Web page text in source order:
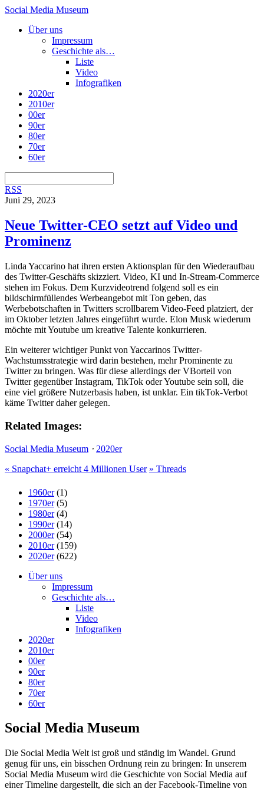
Social Media Museum
Über uns
Impressum
Geschichte als…
Liste
Video
Infografiken
2020er
2010er
00er
90er
80er
70er
60er
RSS
Juni 29, 2023
Neue Twitter-CEO setzt auf Video und
Prominenz
Linda Yaccarino hat ihren ersten Aktionsplan für den Wiederaufbau
des Twitter-Geschäfts skizziert. Video, KI und In-Stream-Commerce
stehen im Fokus. Dem Kurzvideotrend folgend soll es ein
bildschirmfüllendes Werbeangebot mit Ton geben, das
Werbebotschaften in Twitters scrollbarem Video-Feed platziert, der
im Oktober letzten Jahres eingeführt wurde. Elon Musk wiederum
möchte mit Youtube um kreative Talente konkurrieren.
Ein weiterer wichtiger Punkt von Yaccarinos Twitter-
Wachstumsstrategie wird darin bestehen, mehr Prominente zu
Twitter zu bringen. Was für diese allerdings der VBorteil von
Twitter gegenüber Instagram, TikTok oder Youtube sein soll, die
eine viel größere Nutzerbasis haben, ist unklar. Ein tikTok-Verbot
käme Twitter daher gelegen.
Related Images:
Social Media Museum ⋅ 2020er
« Snapchat+ erreicht 4 Millionen User » Threads
1960er(1)
1970er(5)
1980er(4)
1990er(14)
2000er(54)
2010er(159)
2020er(622)
Über uns
Impressum
Geschichte als…
Liste
Video
Infografiken
2020er
2010er
00er
90er
80er
70er
60er
Social Media Museum
Die Social Media Welt ist groß und ständig im Wandel. Grund
genug für uns, ein bisschen Ordnung rein zu bringen: In unserem
Social Media Museum wird die Geschichte von Social Media auf
einer Timeline dargestellt, die sich an der Facebook-Timeline von